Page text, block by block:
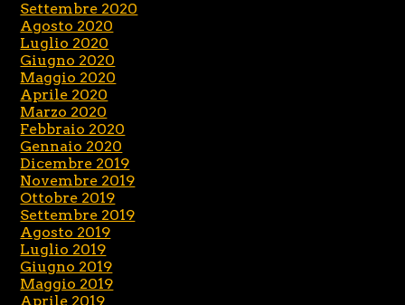
Settembre 2020
Agosto 2020
Luglio 2020
Giugno 2020
Maggio 2020
Aprile 2020
Marzo 2020
Febbraio 2020
Gennaio 2020
Dicembre 2019
Novembre 2019
Ottobre 2019
Settembre 2019
Agosto 2019
Luglio 2019
Giugno 2019
Maggio 2019
Aprile 2019